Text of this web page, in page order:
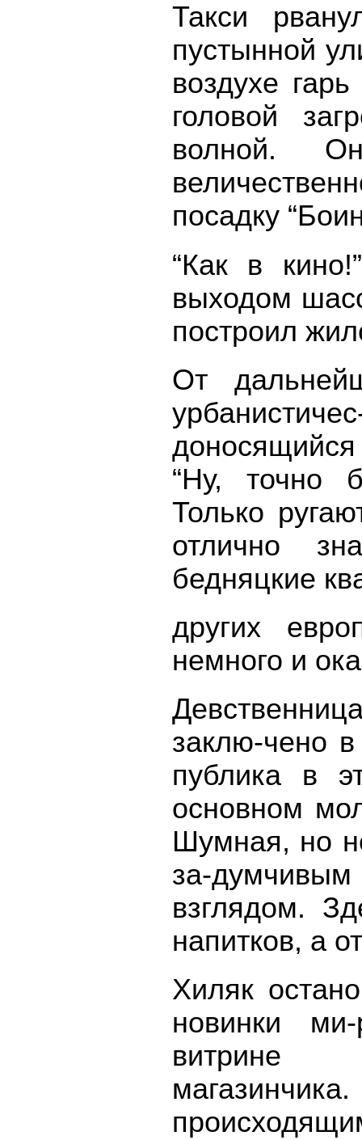
Такси
пустынной
воздухе
головой
волной.
посадку
“Как в
выходом
построил
От
“Ну, точно
Только
отлично
бедняцкие
других
немного и
заклю-чено
публика в
основном
Шумная, но
за-
взглядом.
напитков, а
Хиляк
новинки
витрине